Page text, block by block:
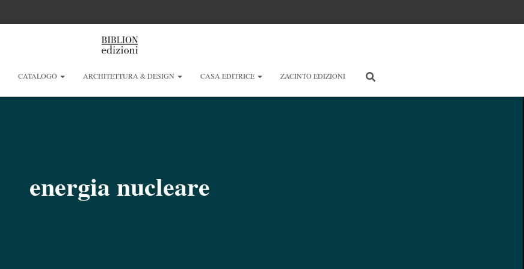
CATALOGO ARCHITETTURA & DESIGN CASA EDITRICE ZACINTO EDIZIONI
energia nucleare